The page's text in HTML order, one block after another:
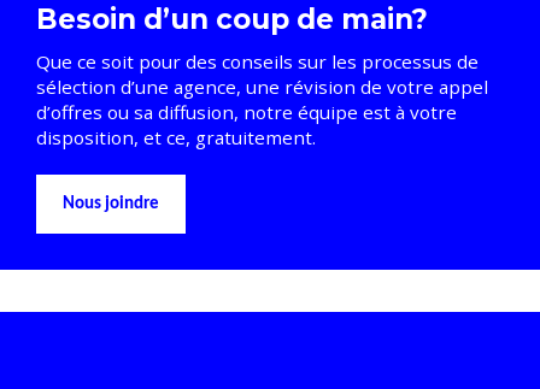
Besoin d’un coup de main?
Que ce soit pour des conseils sur les processus de
sélection d’une agence, une révision de votre appel
d’offres ou sa diffusion, notre équipe est à votre
disposition, et ce, gratuitement.
Nous joindre